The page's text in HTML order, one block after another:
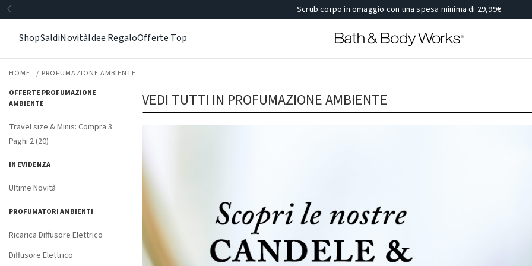
Scrub corpo in omaggio con una spesa minima di 29,99€
ShopSaldiNovitàIdee RegaloOfferte Top
HOME
PROFUMAZIONE AMBIENTE
OFFERTE PROFUMAZIONE
AMBIENTE
Travel size & Minis: Compra 3
Paghi 2 (20)
IN EVIDENZA
Ultime Novità
PROFUMATORI AMBIENTI
Ricarica Diffusore Elettrico
Diffusore Elettrico
VEDI TUTTI IN PROFUMAZIONE AMBIENTE